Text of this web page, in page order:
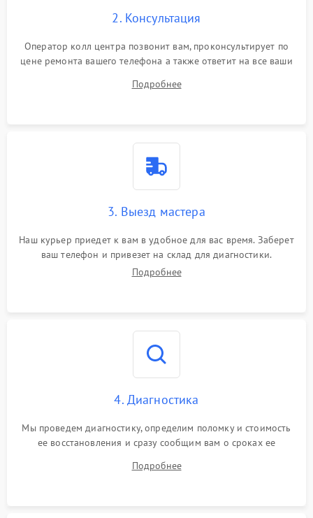
2. Консультация
Оператор колл центра позвонит вам, проконсультирует по
цене ремонта вашего телефона а также ответит на все ваши
Подробнее
3. Выезд мастера
Наш курьер приедет к вам в удобное для вас время. Заберет
ваш телефон и привезет на склад для диагностики.
Подробнее
4. Диагностика
Мы проведем диагностику, определим поломку и стоимость
ее восстановления и сразу сообщим вам о сроках ее
Подробнее